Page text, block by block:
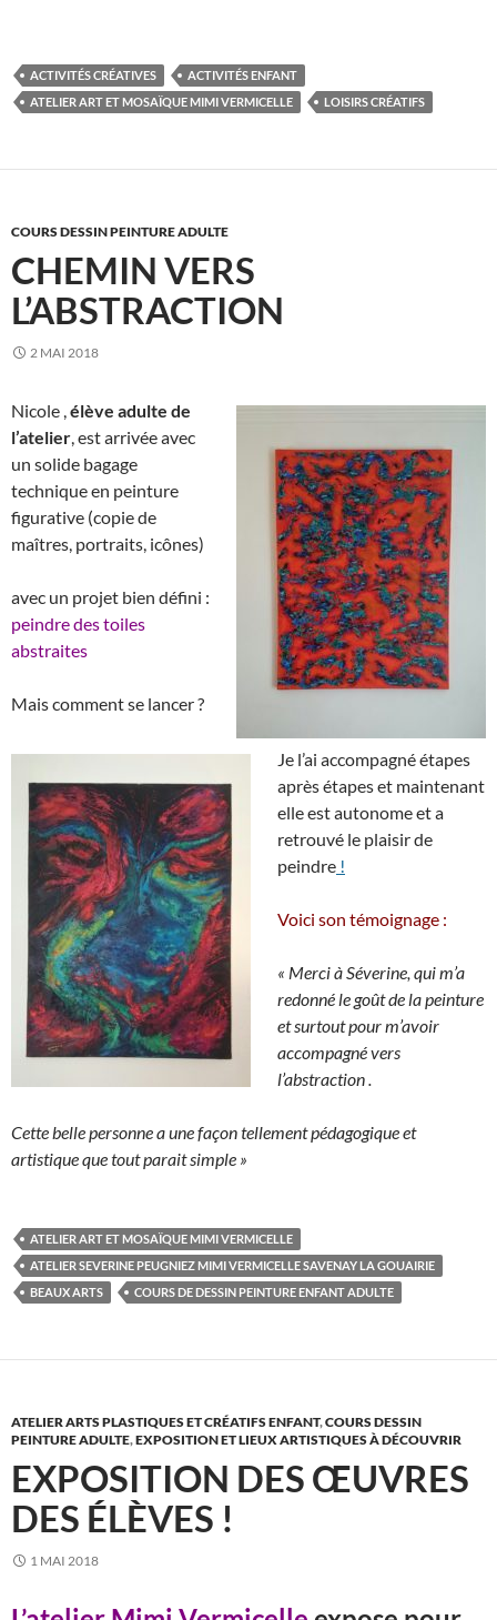
ACTIVITÉS CRÉATIVES
ACTIVITÉS ENFANT
ATELIER ART ET MOSAÏQUE MIMI VERMICELLE
LOISIRS CRÉATIFS
COURS DESSIN PEINTURE ADULTE
CHEMIN VERS
L’ABSTRACTION
2 MAI 2018
Nicole ,élève adulte de
l’atelier, est arrivée avec
un solide bagage
technique en peinture
figurative (copie de
maîtres, portraits, icônes)
avec un projet bien défini :
peindre des toiles
abstraites
Mais comment se lancer ?
Je l’ai accompagné étapes
après étapes et maintenant
elle est autonome et a
retrouvé le plaisir de
peindre !
Voici son témoignage :
« Merci à Séverine, qui m’a
redonné le goût de la peinture
et surtout pour m’avoir
accompagné vers
l’abstraction .
Cette belle personne a une façon tellement pédagogique et
artistique que tout parait simple »
ATELIER ART ET MOSAÏQUE MIMI VERMICELLE
ATELIER SEVERINE PEUGNIEZ MIMI VERMICELLE SAVENAY LA GOUAIRIE
BEAUX ARTS
COURS DE DESSIN PEINTURE ENFANT ADULTE
ATELIER ARTS PLASTIQUES ET CRÉATIFS ENFANT,COURS DESSIN
PEINTURE ADULTE,EXPOSITION ET LIEUX ARTISTIQUES À DÉCOUVRIR
EXPOSITION DES ŒUVRES
DES ÉLÈVES !
1 MAI 2018